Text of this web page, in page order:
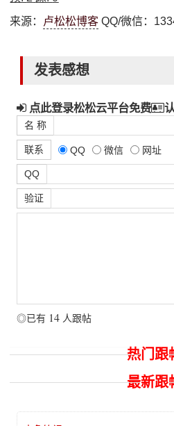
来源： 卢松松博客 QQ/微信：
发表感想
点此登录松松云平台免费
名 称
联系 QQ 微信 网址
QQ
验证
◎已有 14 人跟帖
热门跟
最新跟